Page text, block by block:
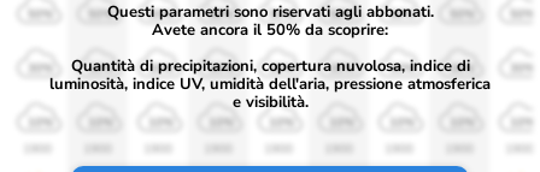
50%
30%
10%
50%
30%
50%
30%
10%
50%
30%
50%
30%
10%
50%
30%
50%
30%
10%
30% 30%
Questi parametri sono riservati agli abbonati.
Avete ancora il 50% da scoprire:
Quantità di precipitazioni, copertura nuvolosa, indice di
luminosità, indice UV, umidità dell'aria, pressione atmosferica
e visibilità.